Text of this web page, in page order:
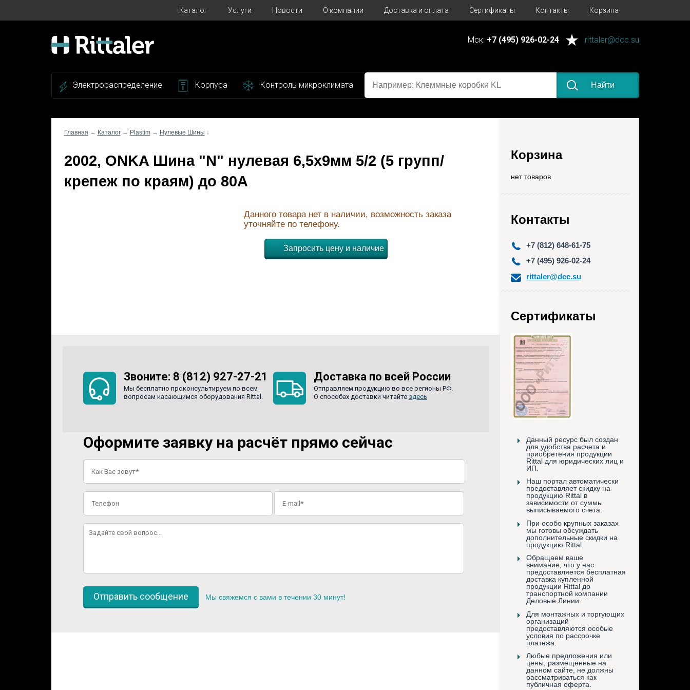
Каталог Услуги Новости О компании Доставка и оплата Сертификаты Контакты Корзина
Мск: +7 (495) 926-02-24 rittaler@dcc.su
Электрораспределение Корпуса Контроль микроклимата Найти
Корзина
нет товаров
Контакты
+7 (812) 648-61-75
+7 (495) 926-02-24
rittaler@dcc.su
Сертификаты
Данный ресурс был создан
для удобства расчета и
приобретения продукции
Rittal для юридических лиц и
ИП.
Наш портал автоматически
предоставляет скидку на
продукцию Rittal в
зависимости от суммы
выписываемого счета.
При особо крупных заказах
мы готовы обсуждать
дополнительные скидки на
продукцию Rittal.
Обращаем ваше
внимание, что у нас
предоставляется бесплатная
доставка купленной
продукции Rittal до
транспортной компании
Деловые Линии.
Для монтажных и торгующих
организаций
предоставляются особые
условия по рассрочке
платежа.
Любые предложения или
цены, размещенные на
данном сайте, не должны
рассматриваться как
публичная оферта.
Главная → Каталог→ Plastim→ Нулевые Шины ↓
2002, ONKA Шина "N" нулевая 6,5x9мм 5/2 (5 групп/
крепеж по краям) до 80А
Данного товара нет в наличии, возможность заказа
уточняйте по телефону.
Запросить цену и наличие
Звоните: 8 (812) 927-27-21
Мы бесплатно проконсультируем по всем
вопросам касающимся оборудования Rittal.
Доставка по всей России
Отправляем продукцию во все регионы РФ.
О способах доставки читайте здесь
Оформите заявку на расчёт прямо сейчас
Мы свяжемся с вами в течении 30 минут!